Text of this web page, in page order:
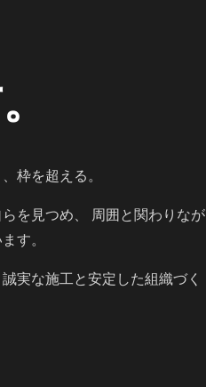
枠を超える。
を見つめ、 周囲と関わりなが
す。
実な施工と安定した組織づく